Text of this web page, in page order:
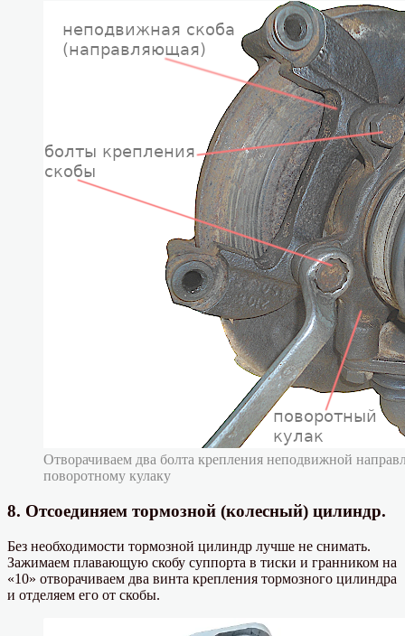
Отворачиваем два болта крепления неподвижной
поворотному кулаку
8. Отсоединяем тормозной (колесный) цилиндр.
Без необходимости тормозной цилиндр лучше не снимать.
Зажимаем плавающую скобу суппорта в тиски и гранником на
«10» отворачиваем два винта крепления тормозного цилиндра
и отделяем его от скобы.